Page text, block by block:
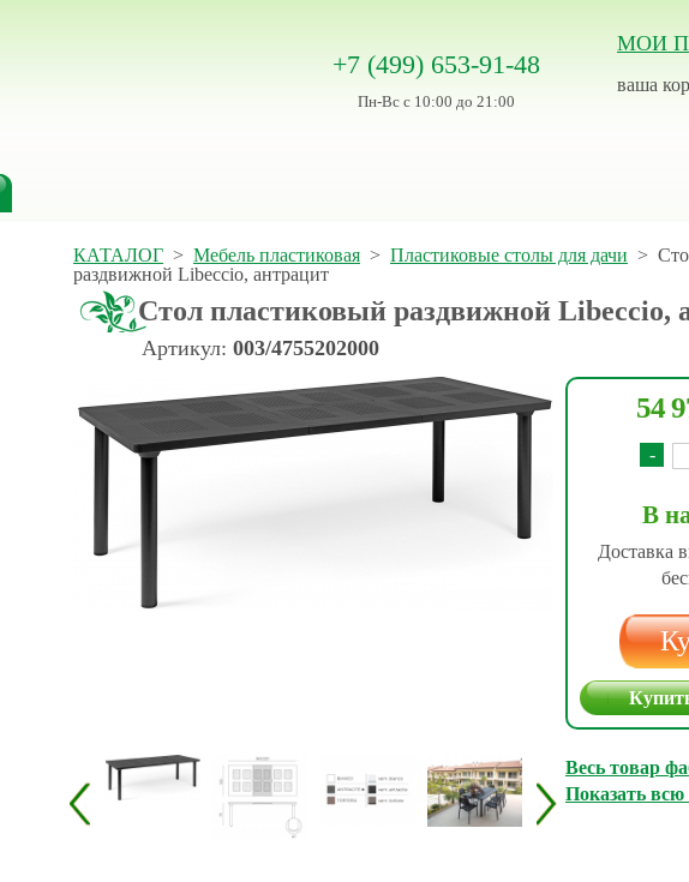
МОИ
ваша
+7 (499) 653-91-48
Пн-Вс с 10:00 до 21:00
КАТАЛОГ > Мебель пластиковая > Пластиковые столы для дачи >
раздвижной Libeccio, антрацит
Стол пластиковый раздвижной Libeccio,
Артикул: 003/4755202000
54
-
В
Доставка
Весь товар
Показать